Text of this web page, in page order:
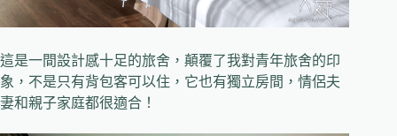
這是一間設計感十足的旅舍，顛覆了我對青年旅舍的印
象，不是只有背包客可以住，它也有獨立房間，情侶夫
妻和親子家庭都很適合！